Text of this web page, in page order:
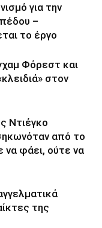
για την
–
το έργο
Φόρεστ και
στον
Ντιέγκο
από το
να φάει, ούτε να
της